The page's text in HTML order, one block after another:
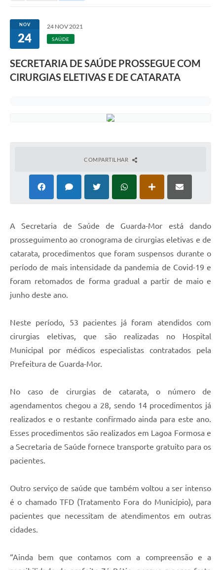
NOV
24
24 NOV 2021
SAÚDE
SECRETARIA DE SAÚDE PROSSEGUE COM
CIRURGIAS ELETIVAS E DE CATARATA
COMPARTILHAR
A Secretaria de Saúde de Guarda-Mor está dando
prosseguimento ao cronograma de cirurgias eletivas e de
catarata, procedimentos que foram suspensos durante o
período de mais intensidade da pandemia de Covid-19 e
foram retomados de forma gradual a partir de maio e
junho deste ano.
Neste período, 53 pacientes já foram atendidos com
cirurgias eletivas, que são realizadas no Hospital
Municipal por médicos especialistas contratados pela
Prefeitura de Guarda-Mor.
No caso de cirurgias de catarata, o número de
agendamentos chegou a 28, sendo 14 procedimentos já
realizados e o restante confirmado ainda para este ano.
Esses procedimentos são realizados em Lagoa Formosa e
a Secretaria de Saúde fornece transporte gratuito para os
pacientes.
Outro serviço de saúde que também voltou a ser intenso
é o chamado TFD (Tratamento Fora do Município), para
pacientes que necessitam de atendimentos em outras
cidades.
“Ainda bem que contamos com a compreensão e a